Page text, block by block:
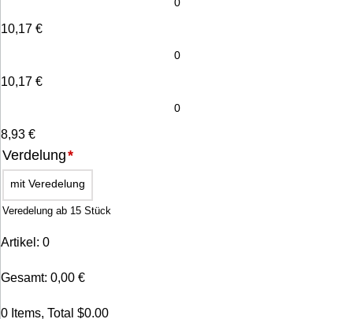
10,17 €
10,17 €
8,93 €
Verdelung*
mit Veredelung
Veredelung ab 15 Stück
Artikel : 0
Gesamt: 0,00 €
0 Items, Total $0.00